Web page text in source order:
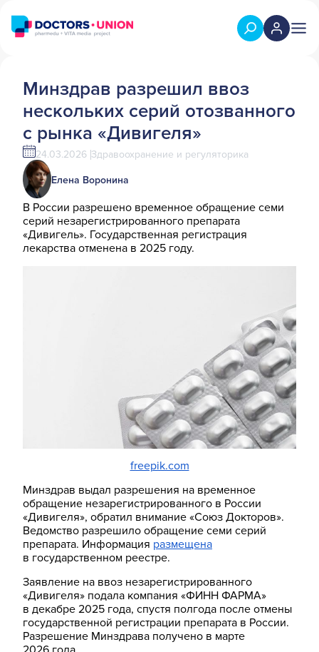
Минздрав разрешил ввоз
нескольких серий отозванного
с рынка «Дивигеля»
24.03.2026 Здравоохранение и регуляторика
Елена Воронина
В России разрешено временное обращение семи
серий незарегистрированного препарата
«Дивигель». Государственная регистрация
лекарства отменена в 2025 году.
freepik.com
Минздрав выдал разрешения на временное
обращение незарегистрированного в России
«Дивигеля», обратил внимание «Союз Докторов».
Ведомство разрешило обращение семи серий
препарата. Информация размещена
в государственном реестре.
Заявление на ввоз незарегистрированного
«Дивигеля» подала компания «ФИНН ФАРМА»
в декабре 2025 года, спустя полгода после отмены
государственной регистрации препарата в России.
Разрешение Минздрава получено в марте